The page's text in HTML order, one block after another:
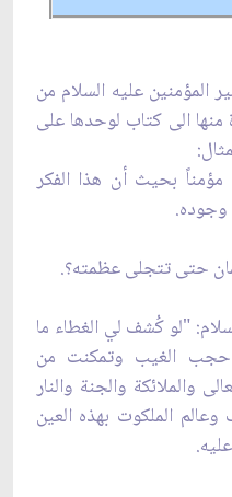
المؤمنين عليه السلام من
الى كتاب لوحدها على
مؤمناً بحيث أن هذا الفكر
وجوده.
حتى تتجلى عظمته؟.
"لو كُشف لي الغطاء ما
حجب الغيب وتمكنت من
والملائكة والجنة والنار
الملكوت بهذه العين